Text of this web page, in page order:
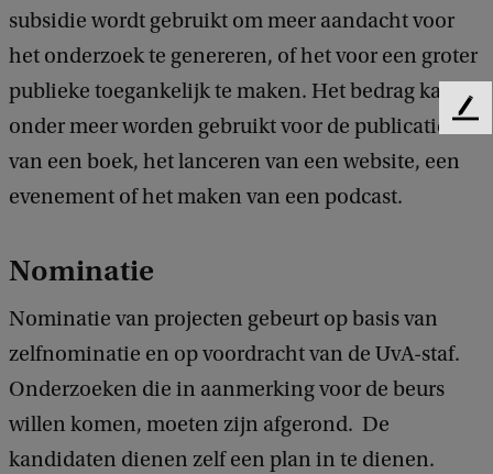
subsidie wordt gebruikt om meer aandacht voor
het onderzoek te genereren, of het voor een groter
publieke toegankelijk te maken. Het bedrag kan
onder meer worden gebruikt voor de publicatie
van een boek, het lanceren van een website, een
evenement of het maken van een podcast.
Nominatie
Nominatie van projecten gebeurt op basis van
zelfnominatie en op voordracht van de UvA-staf.
Onderzoeken die in aanmerking voor de beurs
willen komen, moeten zijn afgerond. De
kandidaten dienen zelf een plan in te dienen.
F